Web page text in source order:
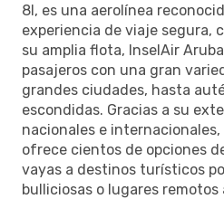
8I, es una aerolínea
experiencia de viaje segura,
su amplia flota, InselAir
pasajeros con una gran
grandes ciudades, hasta
escondidas. Gracias a su
nacionales e
ofrece cientos de opciones
vayas a destinos turísticos
bulliciosas o lugares